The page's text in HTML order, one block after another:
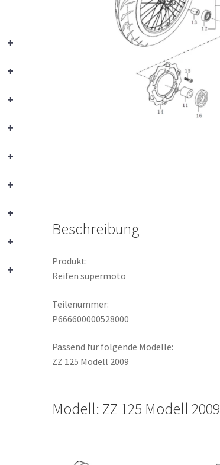
Beschreibung
Produkt:
Reifen supermoto
Teilenummer:
P666600000528000
Passend für folgende Modelle:
ZZ 125 Modell 2009
Modell: ZZ 125 Modell 2009
+
+
+
+
+
+
+
+
+